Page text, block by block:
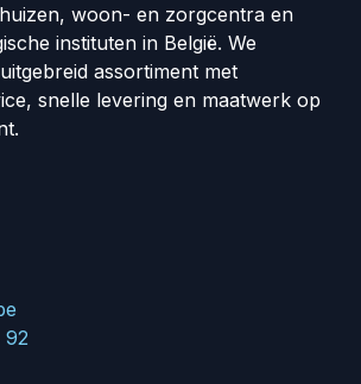
woon- en zorgcentra en
instituten in België. We
assortiment met
snelle levering en maatwerk op
92